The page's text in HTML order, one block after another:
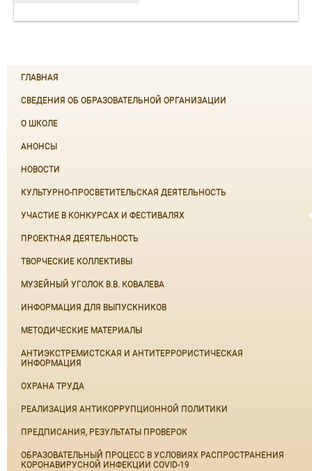
ГЛАВНАЯ
СВЕДЕНИЯ ОБ ОБРАЗОВАТЕЛЬНОЙ ОРГАНИЗАЦИИ
О ШКОЛЕ
АНОНСЫ
НОВОСТИ
КУЛЬТУРНО-ПРОСВЕТИТЕЛЬСКАЯ ДЕЯТЕЛЬНОСТЬ
УЧАСТИЕ В КОНКУРСАХ И ФЕСТИВАЛЯХ
ПРОЕКТНАЯ ДЕЯТЕЛЬНОСТЬ
ТВОРЧЕСКИЕ КОЛЛЕКТИВЫ
МУЗЕЙНЫЙ УГОЛОК В.В. КОВАЛЕВА
ИНФОРМАЦИЯ ДЛЯ ВЫПУСКНИКОВ
МЕТОДИЧЕСКИЕ МАТЕРИАЛЫ
АНТИЭКСТРЕМИСТСКАЯ И АНТИТЕРРОРИСТИЧЕСКАЯ
ИНФОРМАЦИЯ
ОХРАНА ТРУДА
РЕАЛИЗАЦИЯ АНТИКОРРУПЦИОННОЙ ПОЛИТИКИ
ПРЕДПИСАНИЯ, РЕЗУЛЬТАТЫ ПРОВЕРОК
ОБРАЗОВАТЕЛЬНЫЙ ПРОЦЕСС В УСЛОВИЯХ РАСПРОСТРАНЕНИЯ
КОРОНАВИРУСНОЙ ИНФЕКЦИИ COVID-19